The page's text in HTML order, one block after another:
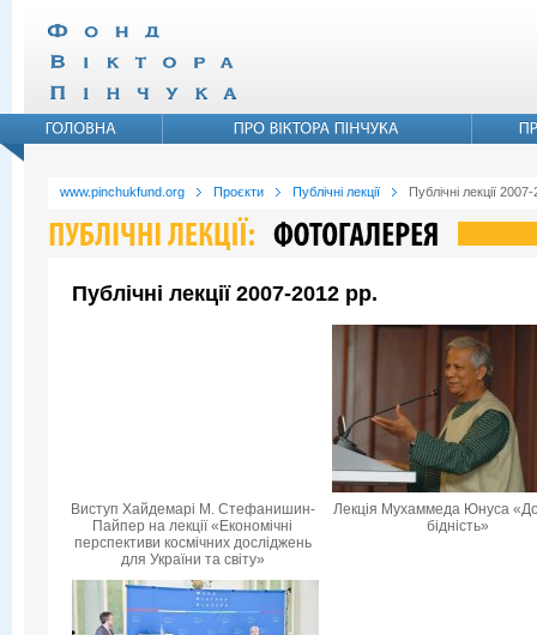
www.pinchukfund.org Проєкти Публічні лекції Публічні лекції
Публічні лекції 2007-2012 рр.
Виступ Хайдемарі М. Стефанишин-
Пайпер на лекції «Економічні
перспективи космічних досліджень
для України та світу»
Лекція Мухаммеда Юнуса
бідність»